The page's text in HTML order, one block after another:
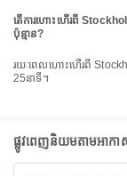
តើការហោះហើរពី
ប៉ុន្មាន?
រយៈពេលហោះហើរពី Stockholm Arlanda Airport ទៅ Malaga Airport គឺប្រហែល 4ម៉ោង
25នាទី។
ផ្លូវពេញនិយមតាមអាក